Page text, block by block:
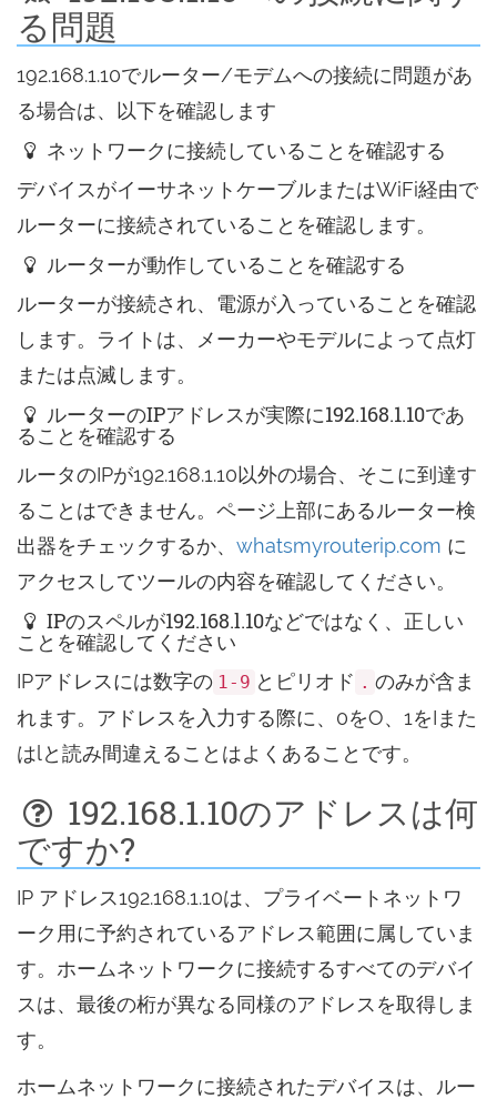
る問題
192.168.1.10でルーター/モデムへの接続に問題があ
る場合は、以下を確認します
ネットワークに接続していることを確認する
デバイスがイーサネットケーブルまたはWiFi経由で
ルーターに接続されていることを確認します。
ルーターが動作していることを確認する
ルーターが接続され、電源が入っていることを確認
します。ライトは、メーカーやモデルによって点灯
または点滅します。
ルーターのIPアドレスが実際に192.168.1.10であ
ることを確認する
ルータのIPが192.168.1.10以外の場合、そこに到達す
ることはできません。ページ上部にあるルーター検
出器をチェックするか、 whatsmyrouterip.com に
アクセスしてツールの内容を確認してください。
IPのスペルが192.168.l.10などではなく、正しい
ことを確認してください
IPアドレスには数字の 1-9 とピリオド . のみが含ま
れます。アドレスを入力する際に、0をO、1をIまた
はlと読み間違えることはよくあることです。
192.168.1.10のアドレスは何
ですか?
IP アドレス192.168.1.10は、プライベートネットワ
ーク用に予約されているアドレス範囲に属していま
す。ホームネットワークに接続するすべてのデバイ
スは、最後の桁が異なる同様のアドレスを取得しま
す。
ホームネットワークに接続されたデバイスは、ルー